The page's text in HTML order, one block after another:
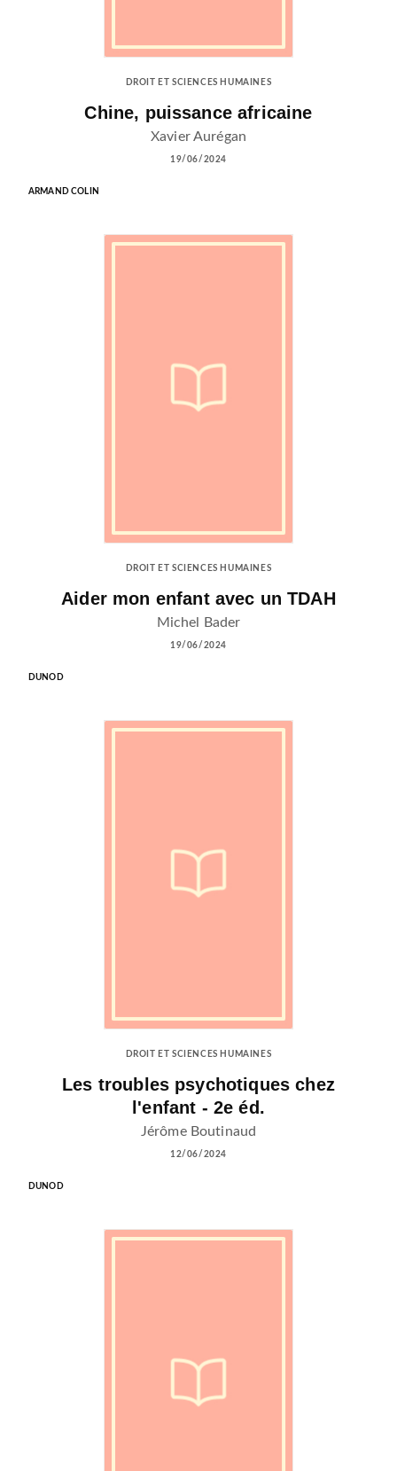
DROIT ET SCIENCES HUMAINES
Chine, puissance africaine
Xavier Aurégan
19/06/2024
ARMAND COLIN
DROIT ET SCIENCES HUMAINES
Aider mon enfant avec un TDAH
Michel Bader
19/06/2024
DUNOD
DROIT ET SCIENCES HUMAINES
Les troubles psychotiques chez
l'enfant - 2e éd.
Jérôme Boutinaud
12/06/2024
DUNOD